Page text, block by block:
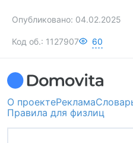
Опубликовано: 04.02.2025
Код об.: 1127907 60
О проектеРеклама
Правила для физлиц